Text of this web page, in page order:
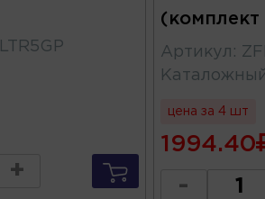
LTR5GP
+
Артикул :
цена за 4 шт
1994.40
-